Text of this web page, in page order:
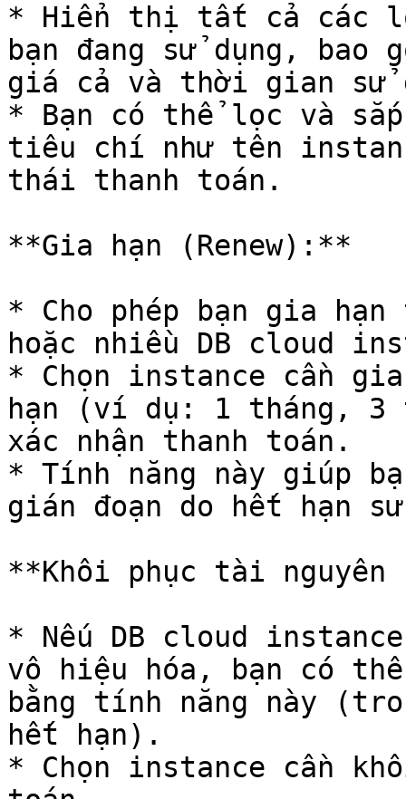
* Hiển thị tất cả các
bạn đang sử dụng, bao
giá cả và thời gian sử
* Bạn có thể lọc và
tiêu chí như tên
thái thanh toán.
**Gia hạn (Renew):**
* Cho phép bạn gia
hoặc nhiều DB cloud
* Chọn instance cần
hạn (ví dụ: 1 tháng, 3
xác nhận thanh toán.
* Tính năng này giúp
gián đoạn do hết hạn
**Khôi phục tài nguyên
* Nếu DB cloud
vô hiệu hóa, bạn có
bằng tính năng này
hết hạn).
* Chọn instance cần